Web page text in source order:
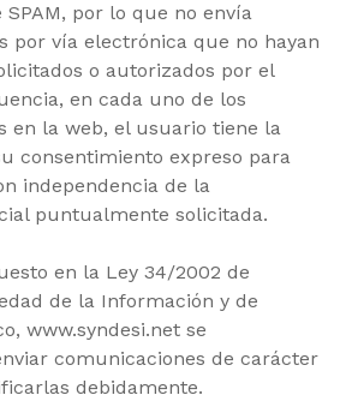
por lo que no envía
por vía electrónica que no hayan
o autorizados por el
en cada uno de los
en la web, el usuario tiene la
consentimiento expreso para
independencia de la
puntualmente solicitada.
en la Ley 34/2002 de
de la Información y de
www.syndesi.net se
comunicaciones de carácter
debidamente.